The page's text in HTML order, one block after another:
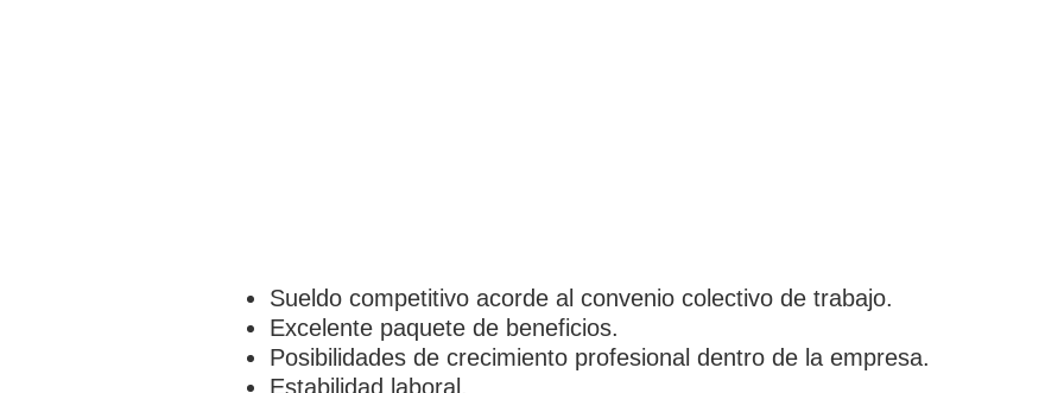
Sueldo competitivo acorde al convenio colectivo de trabajo.
Excelente paquete de beneficios.
Posibilidades de crecimiento profesional dentro de la empresa.
Estabilidad laboral.